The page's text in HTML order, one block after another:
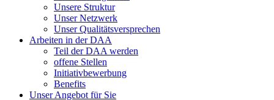
Unsere Struktur
Unser Netzwerk
Unser Qualitätsversprechen
Arbeiten in der DAA
Teil der DAA werden
offene Stellen
Initiativbewerbung
Benefits
Unser Angebot für Sie